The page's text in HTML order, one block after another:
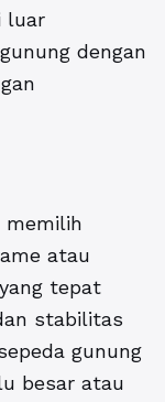
luar
dengan
memilih
atau
tepat
stabilitas
gunung
besar atau